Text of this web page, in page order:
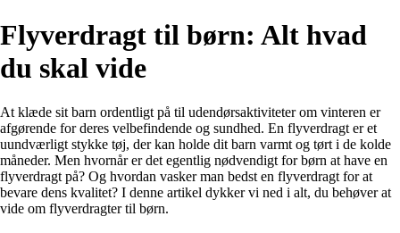
Flyverdragt til børn: Alt hvad
du skal vide
At klæde sit barn ordentligt på til udendørsaktiviteter om vinteren er
afgørende for deres velbefindende og sundhed. En flyverdragt er et
uundværligt stykke tøj, der kan holde dit barn varmt og tørt i de kolde
måneder. Men hvornår er det egentlig nødvendigt for børn at have en
flyverdragt på? Og hvordan vasker man bedst en flyverdragt for at
bevare dens kvalitet? I denne artikel dykker vi ned i alt, du behøver at
vide om flyverdragter til børn.